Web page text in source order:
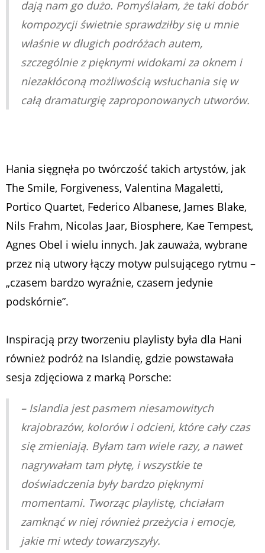
dają nam go dużo. Pomyślałam, że taki dobór
kompozycji świetnie sprawdziłby się u mnie
właśnie w długich podróżach autem,
szczególnie z pięknymi widokami za oknem i
niezakłóconą możliwością wsłuchania się w
całą dramaturgię zaproponowanych utworów.
Hania sięgnęła po twórczość takich artystów, jak
The Smile, Forgiveness, Valentina Magaletti,
Portico Quartet, Federico Albanese, James Blake,
Nils Frahm, Nicolas Jaar, Biosphere, Kae Tempest,
Agnes Obel i wielu innych. Jak zauważa, wybrane
przez nią utwory łączy motyw pulsującego rytmu –
„czasem bardzo wyraźnie, czasem jedynie
podskórnie”.
Inspiracją przy tworzeniu playlisty była dla Hani
również podróż na Islandię, gdzie powstawała
sesja zdjęciowa z marką Porsche:
– Islandia jest pasmem niesamowitych
krajobrazów, kolorów i odcieni, które cały czas
się zmieniają. Byłam tam wiele razy, a nawet
nagrywałam tam płytę, i wszystkie te
doświadczenia były bardzo pięknymi
momentami. Tworząc playlistę, chciałam
zamknąć w niej również przeżycia i emocje,
jakie mi wtedy towarzyszyły.